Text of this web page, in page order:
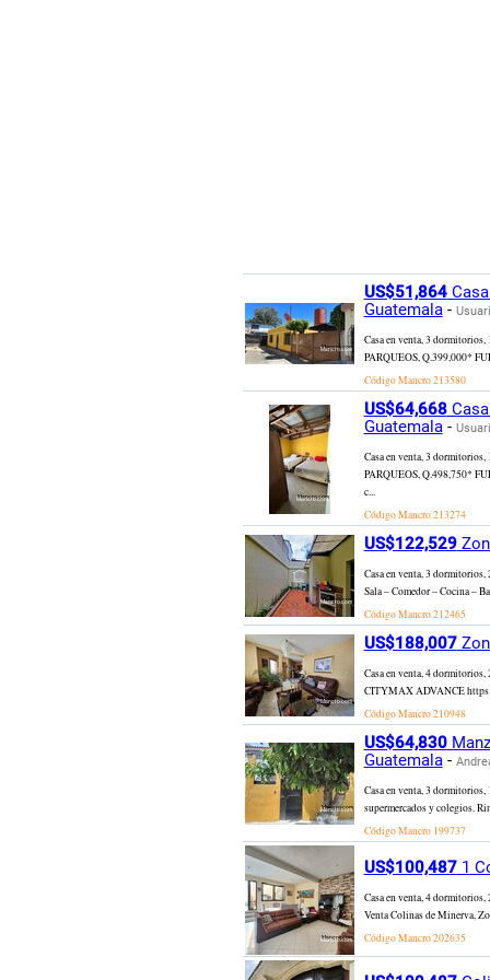
US$51,864Casa
Guatemala-
Casa en venta, 3
PARQUEOS, Q.399,000*
Código Mancro213580
US$64,668Casa
Guatemala-
Casa en venta, 3
PARQUEOS, Q.498,750*
c...
Código Mancro213274
US$122,529
Casa en venta, 3
Sala – Comedor – Cocina –
Código Mancro212465
US$188,007
Casa en venta, 4
CITYMAX ADVANCE
Código Mancro210948
US$64,830
Guatemala-
Casa en venta, 3 dormitorios,
supermercados y colegios.
Código Mancro 199737
US$100,4871
Casa en venta, 4
Venta Colinas de Minerva,
Código Mancro202635